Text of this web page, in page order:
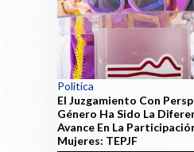
Politica
El Juzgamiento Con
Género Ha Sido La
Avance En La
Mujeres: TEPJF